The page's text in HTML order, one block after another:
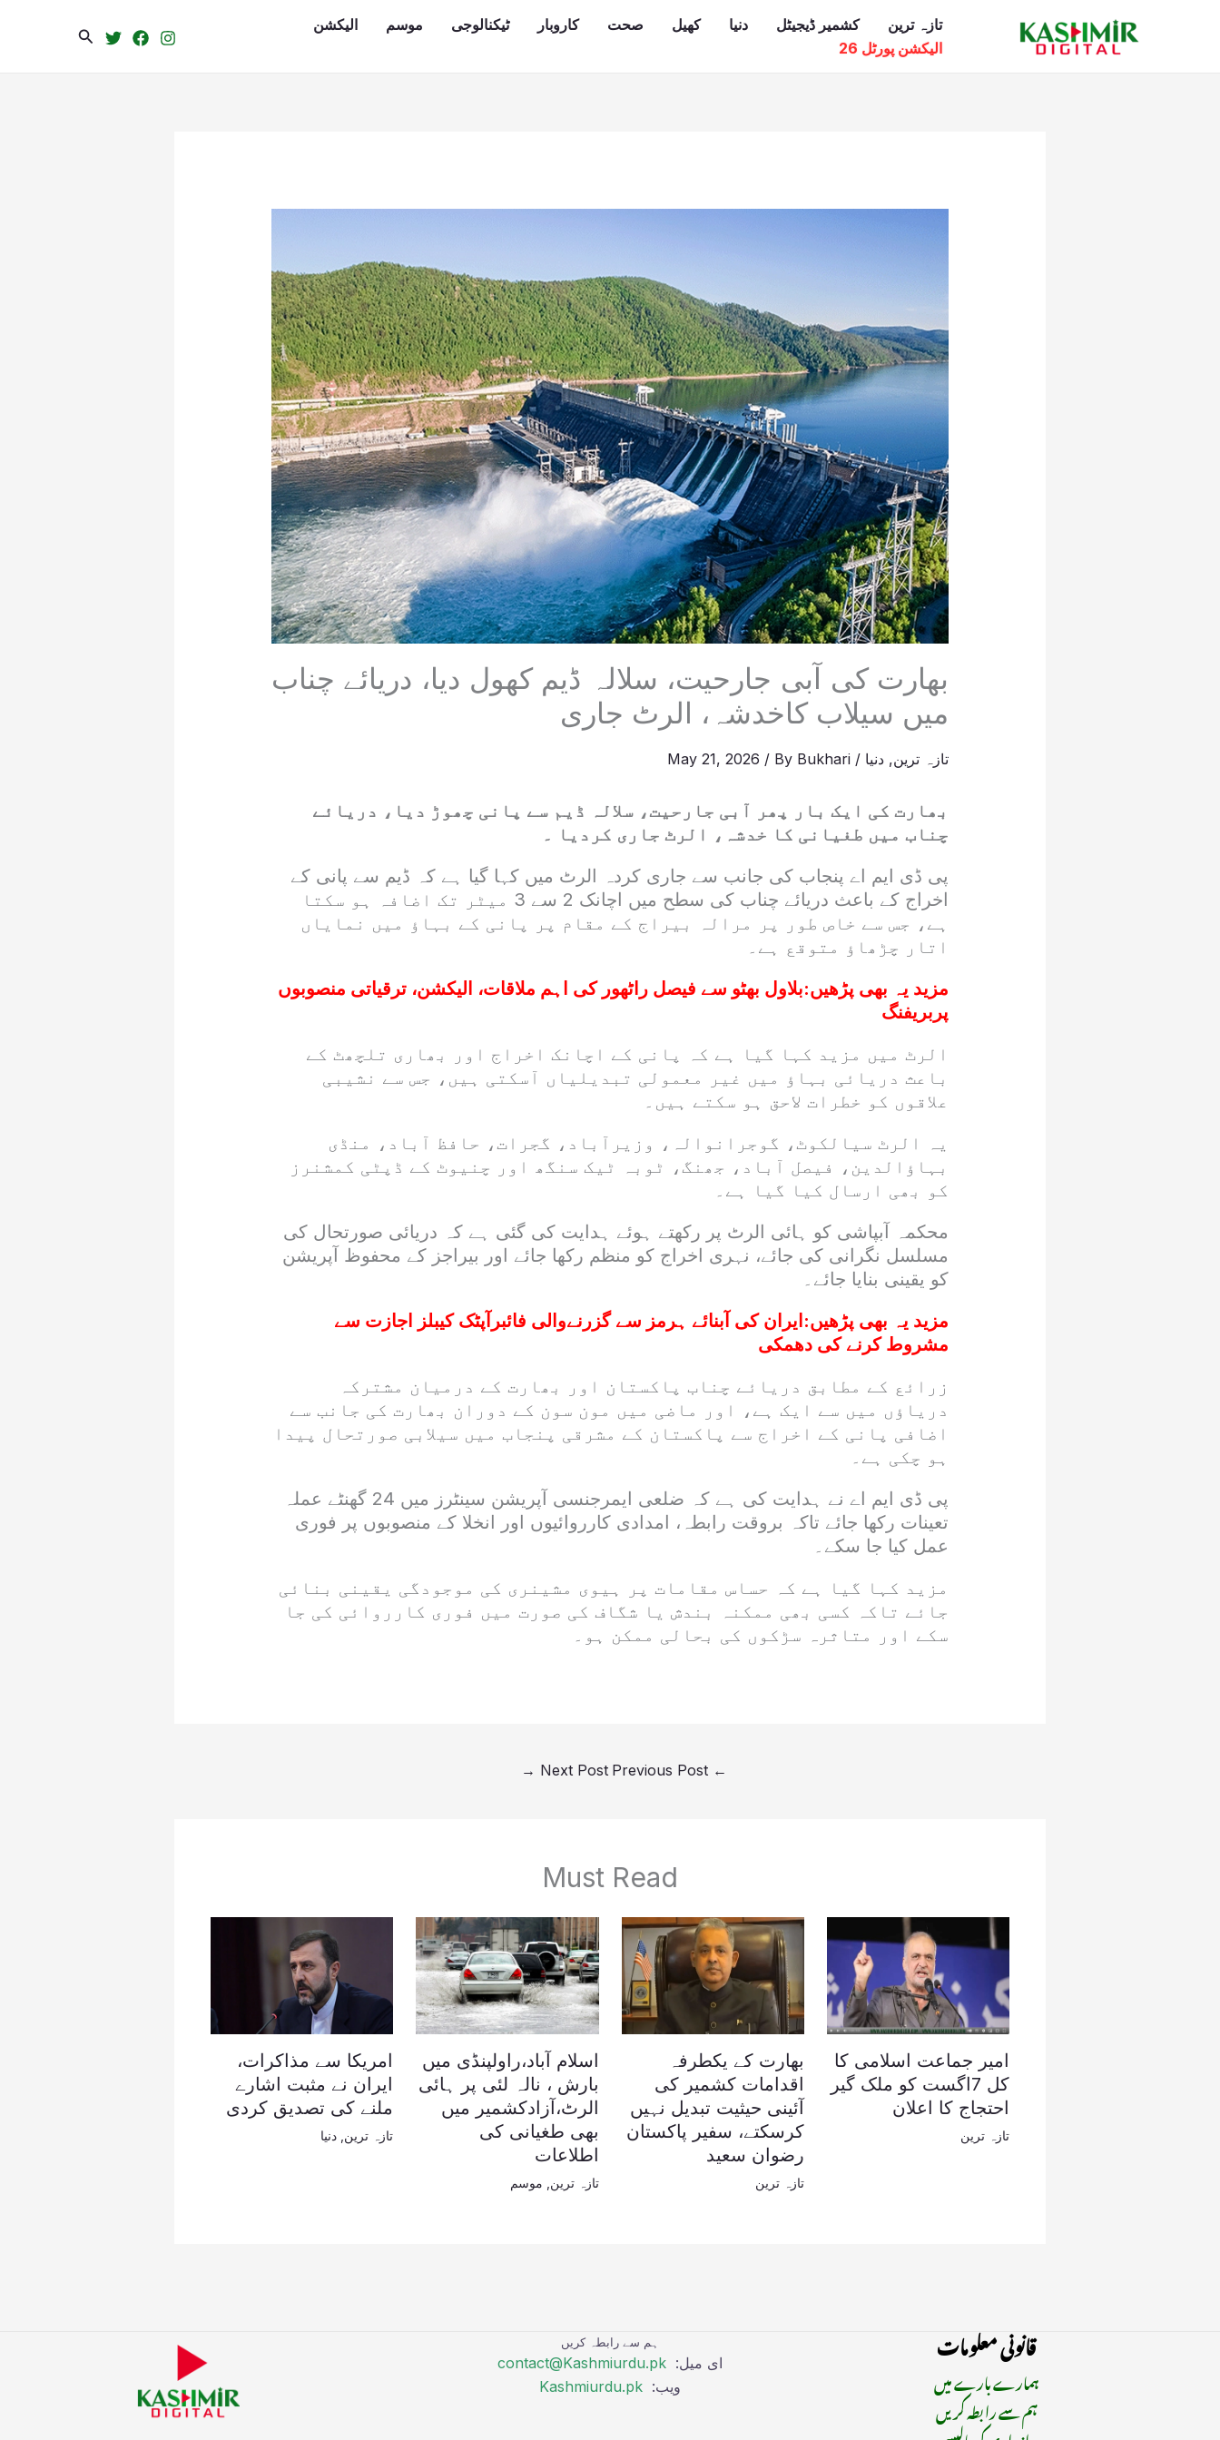
تازہ ترین کشمیر ڈیجیٹل دنیا کھیل صحت کاروبار ٹیکنالوجی موسم
الیکشن
الیکشن پورٹل 26
Search
بھارت کی آبی جارحیت، سلالہ ڈیم کھول دیا، دریائے چناب
میں سیلاب کاخدشہ، الرٹ جاری
تازہ ترین, دنیا /
May 21, 2026 / By Bukhari
بھارت کی ایک بار پھر آبی جارحیت، سلالہ ڈیم سے پانی چھوڑ دیا، دریائے
چناب میں طغیانی کا خدشہ، الرٹ جاری کردیا ۔
پی ڈی ایم اے پنجاب کی جانب سے جاری کردہ الرٹ میں کہا گیا ہے کہ ڈیم سے پانی کے
اخراج کے باعث دریائے چناب کی سطح میں اچانک 2 سے 3 میٹر تک اضافہ ہو سکتا
ہے، جس سے خاص طور پر مرالہ بیراج کے مقام پر پانی کے بہاؤ میں نمایاں
اتار چڑھاؤ متوقع ہے۔
مزید یہ بھی پڑھیں:بلاول بھٹو سے فیصل راٹھور کی اہم ملاقات، الیکشن، ترقیاتی منصوبوں
پربریفنگ
الرٹ میں مزید کہا گیا ہے کہ پانی کے اچانک اخراج اور بھاری تلچھٹ کے
باعث دریائی بہاؤ میں غیر معمولی تبدیلیاں آسکتی ہیں، جس سے نشیبی
علاقوں کو خطرات لاحق ہو سکتے ہیں۔
یہ الرٹ سیالکوٹ، گوجرانوالہ، وزیرآباد، گجرات، حافظ آباد، منڈی
بہاؤالدین، فیصل آباد، جھنگ، ٹوبہ ٹیک سنگھ اور چنیوٹ کے ڈپٹی کمشنرز
کو بھی ارسال کیا گیا ہے۔
محکمہ آبپاشی کو ہائی الرٹ پر رکھتے ہوئے ہدایت کی گئی ہے کہ دریائی صورتحال کی
مسلسل نگرانی کی جائے، نہری اخراج کو منظم رکھا جائے اور بیراجز کے محفوظ آپریشن
کو یقینی بنایا جائے۔
مزید یہ بھی پڑھیں: ایران کی آبنائے ہرمز سے گزرنےوالی فائبرآپٹک کیبلز اجازت سے
مشروط کرنے کی دھمکی
زرائع کے مطابق دریائے چناب پاکستان اور بھارت کے درمیان مشترکہ
دریاؤں میں سے ایک ہے، اور ماضی میں مون سون کے دوران بھارت کی جانب سے
اضافی پانی کے اخراج سے پاکستان کے مشرقی پنجاب میں سیلابی صورتحال پیدا
ہو چکی ہے۔
پی ڈی ایم اے نے ہدایت کی ہے کہ ضلعی ایمرجنسی آپریشن سینٹرز میں 24 گھنٹے عملہ
تعینات رکھا جائے تاکہ بروقت رابطہ، امدادی کارروائیوں اور انخلا کے منصوبوں پر فوری
عمل کیا جا سکے۔
مزید کہا گیا ہے کہ حساس مقامات پر ہیوی مشینری کی موجودگی یقینی بنائی
جائے تاکہ کسی بھی ممکنہ بندش یا شگاف کی صورت میں فوری کارروائی کی جا
سکے اور متاثرہ سڑکوں کی بحالی ممکن ہو۔
←
Next Post
→
Must Read
امیر جماعت اسلامی کا
کل 7اگست کو ملک گیر
احتجاج کا اعلان
تازہ ترین
بھارت کے یکطرفہ
اقدامات کشمیر کی
آئینی حیثیت تبدیل نہیں
کرسکتے، سفیر پاکستان
رضوان سعید
تازہ ترین
اسلام آباد،راولپنڈی میں
بارش ، نالہ لئی پر ہائی
الرٹ،آزادکشمیر میں
بھی طغیانی کی
اطلاعات
تازہ ترین موسم
امریکا سے مذاکرات،
ایران نے مثبت اشارے
ملنے کی تصدیق کردی
تازہ ترین دنیا
قانونی معلومات
ہمارے بارے میں
ہم سے رابطہ کریں
ہم سے رابطہ کریں
ای میل: contact@Kashmiurdu.pk
ویب: Kashmiurdu.pk